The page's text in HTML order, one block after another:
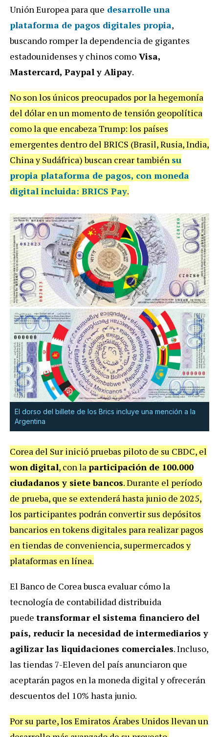
Unión Europea para que desarrolle una
plataforma de pagos digitales propia,
buscando romper la dependencia de gigantes
estadounidenses y chinos como Visa,
Mastercard, Paypal y Alipay.
No son los únicos preocupados por la hegemonía
del dólar en un momento de tensión geopolítica
como la que encabeza Trump: los países
emergentes dentro del BRICS (Brasil, Rusia, India,
China y Sudáfrica) buscan crear también su
propia plataforma de pagos, con moneda
digital incluida: BRICS Pay.
El dorso del billete de los Brics incluye una mención a la
Argentina
Corea del Sur inició pruebas piloto de su CBDC, el
won digital, con laparticipación de 100.000
ciudadanos y siete bancos. Durante el período
de prueba, que se extenderá hasta junio de 2025,
los participantes podrán convertir sus depósitos
bancarios en tokens digitales para realizar pagos
en tiendas de conveniencia, supermercados y
plataformas en línea.
El Banco de Corea busca evaluar cómo la
tecnología de contabilidad distribuida
puede transformar el sistema financiero del
país, reducir la necesidad de intermediarios y
agilizar las liquidaciones comerciales. Incluso,
las tiendas 7-Eleven del país anunciaron que
aceptarán pagos en la moneda digital y ofrecerán
descuentos del 10% hasta junio.
Por su parte, los Emiratos Árabes Unidos llevan un